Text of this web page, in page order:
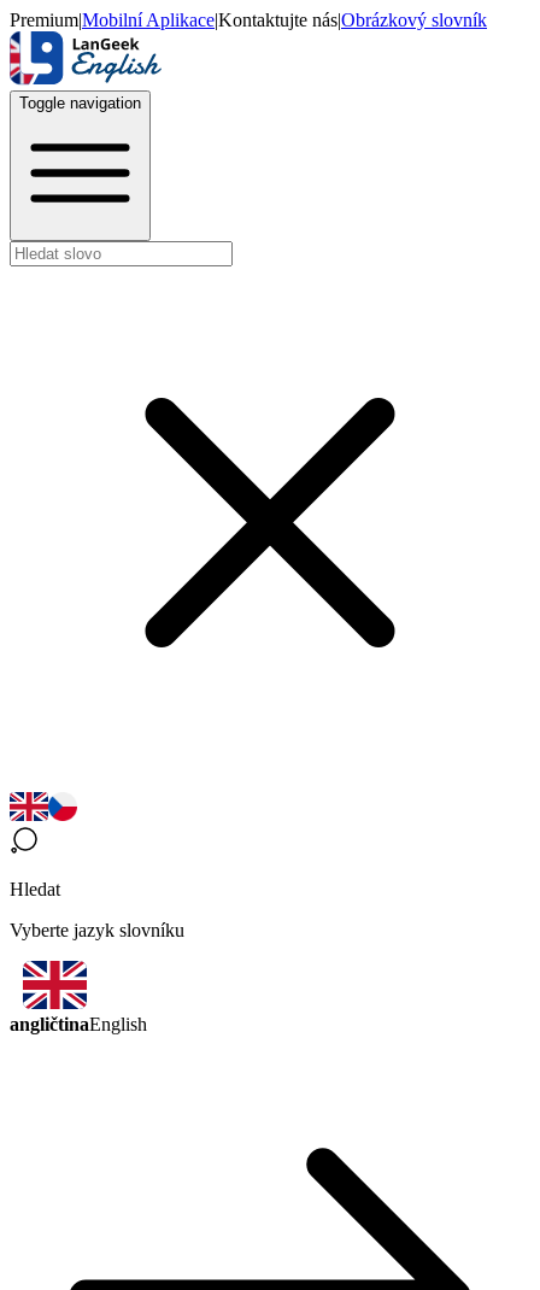
Premium|Mobilní Aplikace|Kontaktujte nás|Obrázkový slovník
Toggle navigation
Hledat
Vyberte jazyk slovníku
angličtinaEnglish